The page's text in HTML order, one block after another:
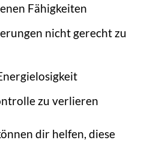
Fähigkeiten
nicht gerecht zu
zu verlieren
dir helfen, diese